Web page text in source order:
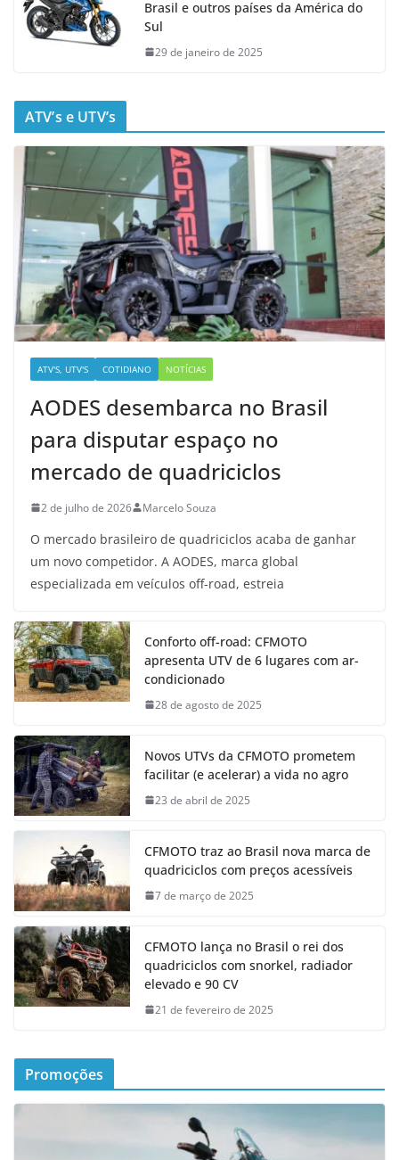
Brasil e outros países da América do
Sul
29 de janeiro de 2025
ATV’s e UTV’s
ATV'S, UTV'S COTIDIANO NOTÍCIAS
AODES desembarca no Brasil
para disputar espaço no
mercado de quadriciclos
2 de julho de 2026 Marcelo Souza
O mercado brasileiro de quadriciclos acaba de ganhar
um novo competidor. A AODES, marca global
especializada em veículos off-road, estreia
Conforto off-road: CFMOTO
apresenta UTV de 6 lugares com ar-
condicionado
28 de agosto de 2025
Novos UTVs da CFMOTO prometem
facilitar (e acelerar) a vida no agro
23 de abril de 2025
CFMOTO traz ao Brasil nova marca de
quadriciclos com preços acessíveis
7 de março de 2025
CFMOTO lança no Brasil o rei dos
quadriciclos com snorkel, radiador
elevado e 90 CV
21 de fevereiro de 2025
Promoções